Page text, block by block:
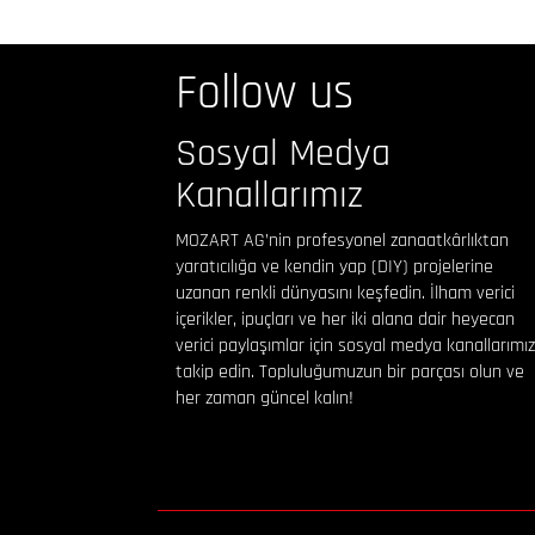
Follow us
Sosyal Medya
Kanallarımız
MOZART AG’nin profesyonel zanaatkârlıktan
yaratıcılığa ve kendin yap (DIY) projelerine
uzanan renkli dünyasını keşfedin. İlham verici
içerikler, ipuçları ve her iki alana dair heyecan
verici paylaşımlar için sosyal medya
takip edin. Topluluğumuzun bir parçası olun ve
her zaman güncel kalın!